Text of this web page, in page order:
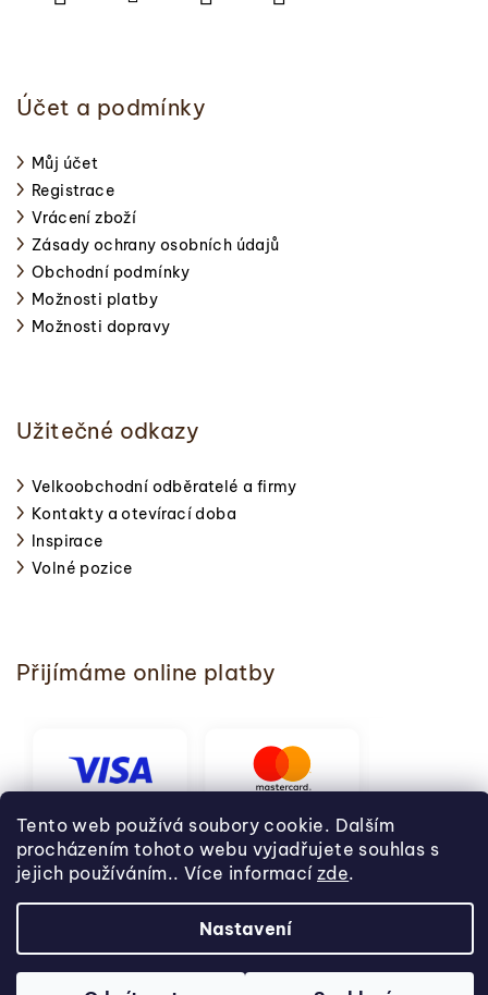
Tento web používá soubory cookie. Dalším
procházením tohoto webu vyjadřujete souhlas s
jejich používáním.. Více informací zde.
Nastavení
Účet a podmínky
Můj účet
Registrace
Vrácení zboží
Zásady ochrany osobních údajů
Obchodní podmínky
Možnosti platby
Možnosti dopravy
Užitečné odkazy
Velkoobchodní odběratelé a firmy
Kontakty a otevírací doba
Inspirace
Volné pozice
Přijímáme online platby
Copyright 2026Svět pečení. Všechna práva vyhrazena.